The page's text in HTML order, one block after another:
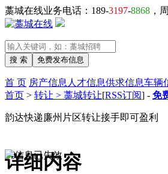
藁城在线业务电话：189-3197-8868 ，
首 页 房产信息 人才信息供求信息车辆
首页 > 转让 > 藁城转让[RSS订阅] - 免
韵达快递廉州片区转让接手即可盈利
详细内容